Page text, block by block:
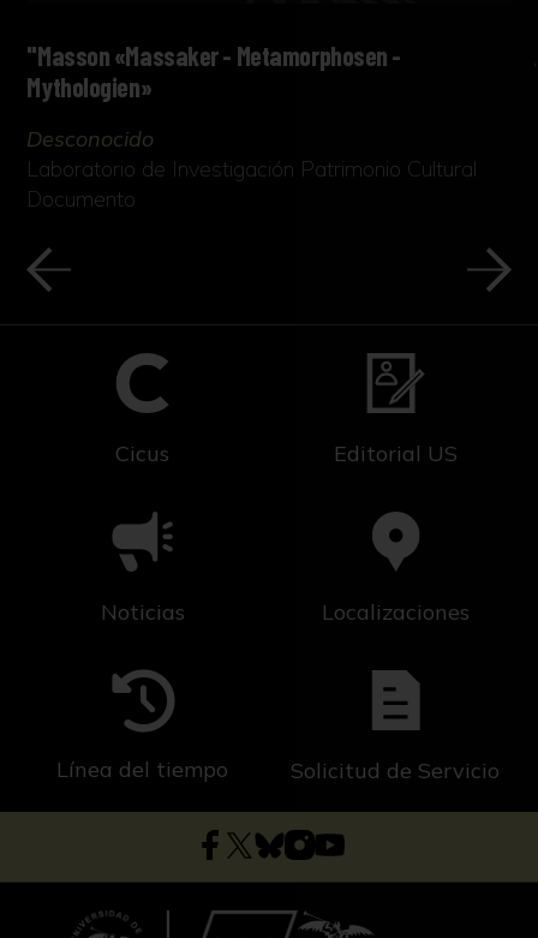
"Masson «Massaker - Metamorphosen -
Mythologien»
Desconocido
Laboratorio de Investigación Patrimonio Cultural
Documento
Cicus Editorial US
Noticias Localizaciones
Línea del tiempo Solicitud de Servicio